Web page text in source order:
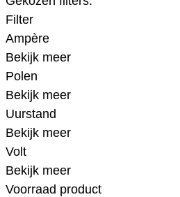
Filter
Ampère
Bekijk meer
Polen
Bekijk meer
Uurstand
Bekijk meer
Volt
Bekijk meer
Voorraad product